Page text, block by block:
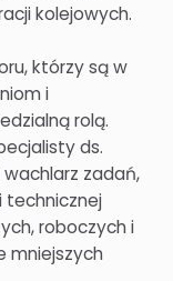
kolejowych.
którzy są w
i
rolą.
ds.
zadań,
technicznej
roboczych i
mniejszych